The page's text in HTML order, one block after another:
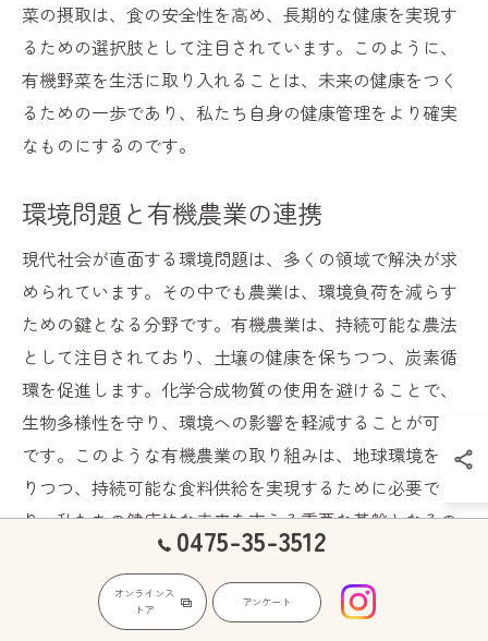
菜の摂取は、食の安全性を高め、長期的な健康を実現す
るための選択肢として注目されています。このように、
有機野菜を生活に取り入れることは、未来の健康をつく
るための一歩であり、私たち自身の健康管理をより確実
なものにするのです。
環境問題と有機農業の連携
現代社会が直面する環境問題は、多くの領域で解決が求
められています。その中でも農業は、環境負荷を減らす
ための鍵となる分野です。有機農業は、持続可能な農法
として注目されており、土壌の健康を保ちつつ、炭素循
環を促進します。化学合成物質の使用を避けることで、
生物多様性を守り、環境への影響を軽減することが可能
です。このような有機農業の取り組みは、地球環境を守
りつつ、持続可能な食料供給を実現するために必要であ
り、私たちの健康的な未来を支える重要な基盤となるの
健康と環境保護を両立する食生活
0475-35-3512
オンラインス
トア
アンケート